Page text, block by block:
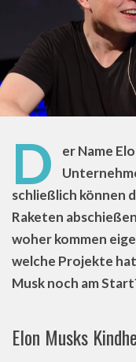
D
er Name
schließlich können
Raketen
woher kommen
welche Projekte
Musk noch am
Elon Musks